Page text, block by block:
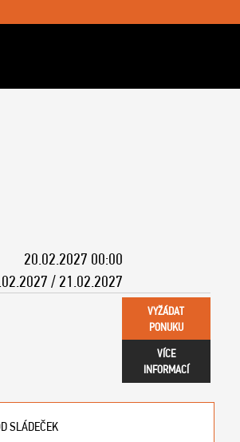
20.02.2027 00:00
/ 21.02.2027
VYŽÁDAT
PONUKU
VÍCE
INFORMACÍ
SLÁDEČEK